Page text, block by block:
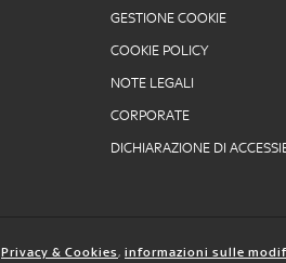
GESTIONE COOKIE
COOKIE POLICY
NOTE LEGALI
CORPORATE
DICHIARAZIONE DI
Privacy & Cookies, informazioni sulle